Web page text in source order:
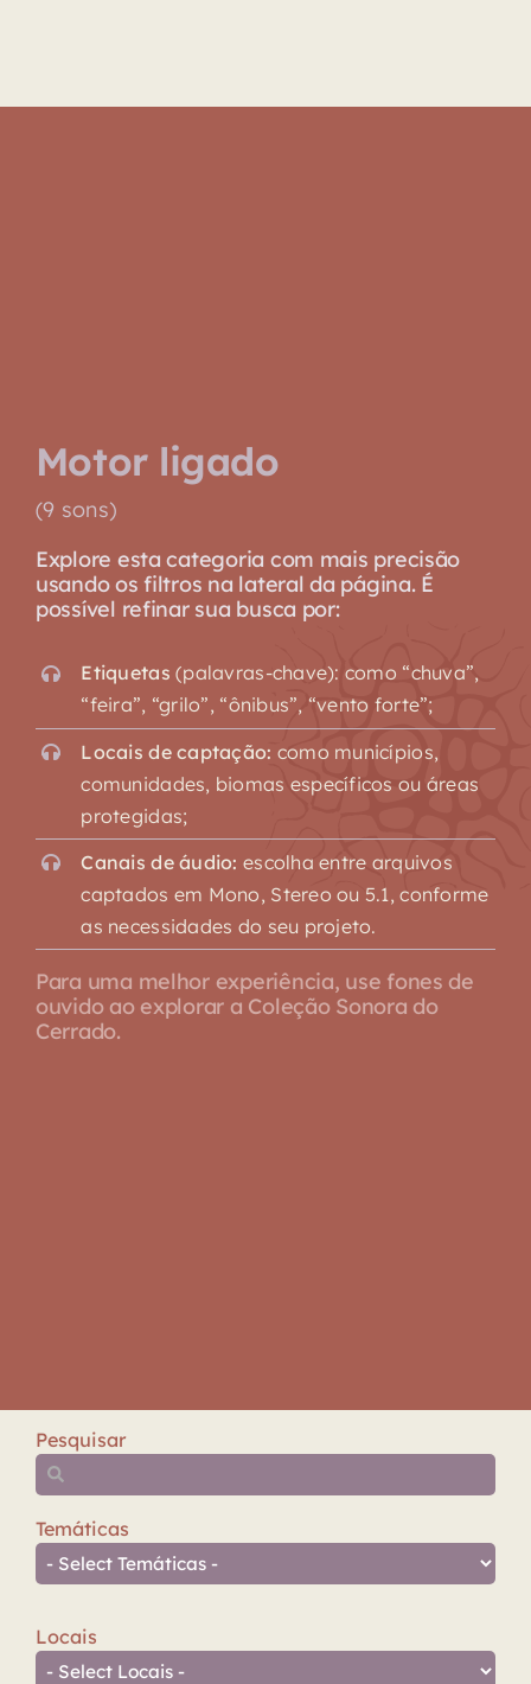
Motor ligado
(9 sons)
Explore esta categoria com mais precisão
usando os filtros na lateral da página. É
possível refinar sua busca por:
Etiquetas (palavras-chave): como “chuva”,
“feira”, “grilo”, “ônibus”, “vento forte”;
Locais de captação: como municípios,
comunidades, biomas específicos ou áreas
protegidas;
Canais de áudio: escolha entre arquivos
captados em Mono, Stereo ou 5.1, conforme
as necessidades do seu projeto.
Para uma melhor experiência, use fones de
ouvido ao explorar a Coleção Sonora do
Cerrado.
Pesquisar
Temáticas
Locais